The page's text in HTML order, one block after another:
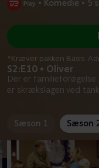
• Komedie • 5
S2:E10 • Oliver
Der er familieforøgelse
er skrækslagen ved
*Kræver pakken Basis.
Sæson 1 Sæson